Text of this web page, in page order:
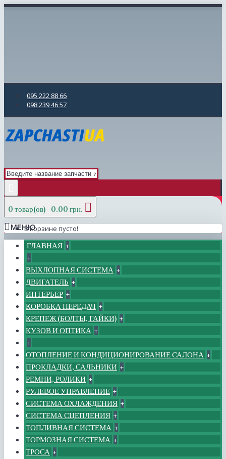
095 222 88 66
098 239 46 57
0 товар(ов) - 0.00 грн.
В корзине пусто!
МЕНЮ
ГЛАВНАЯ +
+
ВЫХЛОПНАЯ СИСТЕМА +
ДВИГАТЕЛЬ +
ИНТЕРЬЕР +
КОРОБКА ПЕРЕДАЧ +
КРЕПЕЖ (БОЛТЫ, ГАЙКИ) +
КУЗОВ И ОПТИКА +
+
ОТОПЛЕНИЕ И КОНДИЦИОНИРОВАНИЕ САЛОНА +
ПРОКЛАДКИ, САЛЬНИКИ +
РЕМНИ, РОЛИКИ +
РУЛЕВОЕ УПРАВЛЕНИЕ +
СИСТЕМА ОХЛАЖДЕНИЯ +
СИСТЕМА СЦЕПЛЕНИЯ +
ТОПЛИВНАЯ СИСТЕМА +
ТОРМОЗНАЯ СИСТЕМА +
ТРОСА +